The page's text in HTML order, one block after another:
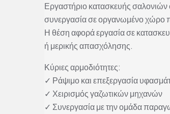
Εργαστήριο κατασκευής σαλονιών
συνεργασία σε οργανωμένο χώρο
Η θέση αφορά εργασία σε
ή μερικής απασχόλησης.
Κύριες αρμοδιότητες:
✓ Ράψιμο και επεξεργασία
✓ Χειρισμός γαζωτικών μηχανών
✓ Συνεργασία με την ομάδα